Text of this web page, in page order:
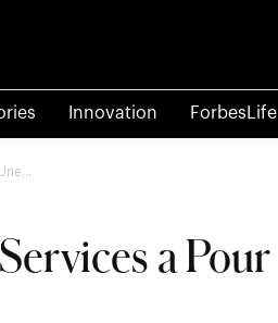
Innovation ForbesLife
a Pour